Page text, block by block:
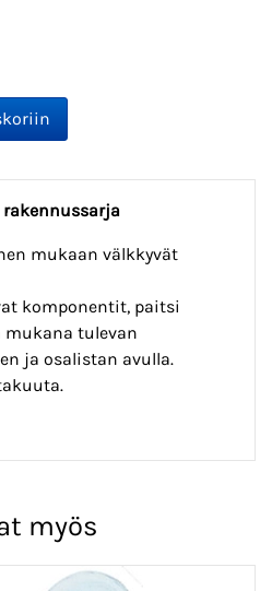
mukaan välkkyvät
komponentit, paitsi
mukana tulevan
ja osalistan avulla.
myös